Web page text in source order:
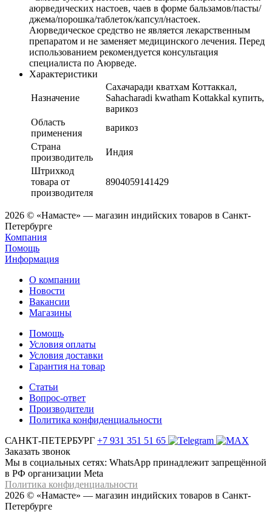
аюрведических настоев, чаев в форме бальзамов/пасты/
джема/порошка/таблеток/капсул/настоек.
Аюрведическое средство не является лекарственным
препаратом и не заменяет медицинского лечения. Перед
использованием рекомендуется консультация
специалиста по Аюрведе.
Характеристики
Назначение
Сахачаради кватхам Коттаккал,
Sahacharadi kwatham Kottakkal купить,
варикоз
Область
применения
варикоз
Страна
производитель
Индия
Штрихкод
товара от
производителя
8904059141429
2026 © «Намасте» — магазин индийских товаров в Санкт-
Петербурге
Компания
Помощь
Информация
О компании
Новости
Вакансии
Магазины
Помощь
Условия оплаты
Условия доставки
Гарантия на товар
Статьи
Вопрос-ответ
Производители
Политика конфиденциальности
САНКТ-ПЕТЕРБУРГ +7 931 351 51 65
Заказать звонок
Мы в социальных сетях: WhatsApp принадлежит запрещённой
в РФ организации Meta
Политика конфиденциальности
2026 © «Намасте» — магазин индийских товаров в Санкт-
Петербурге